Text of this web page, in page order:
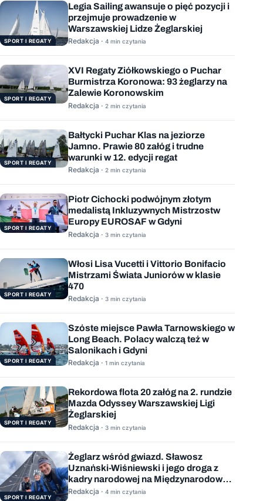
SPORT I REGATY
Legia Sailing awansuje o pięć pozycji i
przejmuje prowadzenie w
Warszawskiej Lidze Żeglarskiej
Redakcja · 4 min czytania
SPORT I REGATY
XVI Regaty Ziółkowskiego o Puchar
Burmistrza Koronowa: 93 żeglarzy na
Zalewie Koronowskim
Redakcja · 2 min czytania
SPORT I REGATY
Bałtycki Puchar Klas na jeziorze
Jamno. Prawie 80 załóg i trudne
warunki w 12. edycji regat
Redakcja · 2 min czytania
SPORT I REGATY
Piotr Cichocki podwójnym złotym
medalistą Inkluzywnych Mistrzostw
Europy EUROSAF w Gdyni
Redakcja · 3 min czytania
SPORT I REGATY
Włosi Lisa Vucetti i Vittorio Bonifacio
Mistrzami Świata Juniorów w klasie
470
Redakcja · 3 min czytania
SPORT I REGATY
Szóste miejsce Pawła Tarnowskiego w
Long Beach. Polacy walczą też w
Salonikach i Gdyni
Redakcja · 1 min czytania
SPORT I REGATY
Rekordowa flota 20 załóg na 2. rundzie
Mazda Odyssey Warszawskiej Ligi
Żeglarskiej
Redakcja · 3 min czytania
SPORT I REGATY
Żeglarz wśród gwiazd. Sławosz
Uznański-Wiśniewski i jego droga z
kadry narodowej na Międzynarodową
Stację Kosmiczną
Redakcja · 4 min czytania